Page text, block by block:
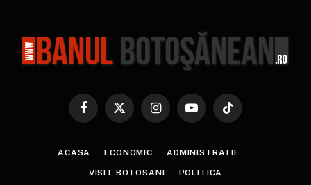
Facebook
X
InstagramYouTubeTikTok
ACASA ECONOMIC ADMINISTRATIE
VISIT BOTOSANI POLITICA